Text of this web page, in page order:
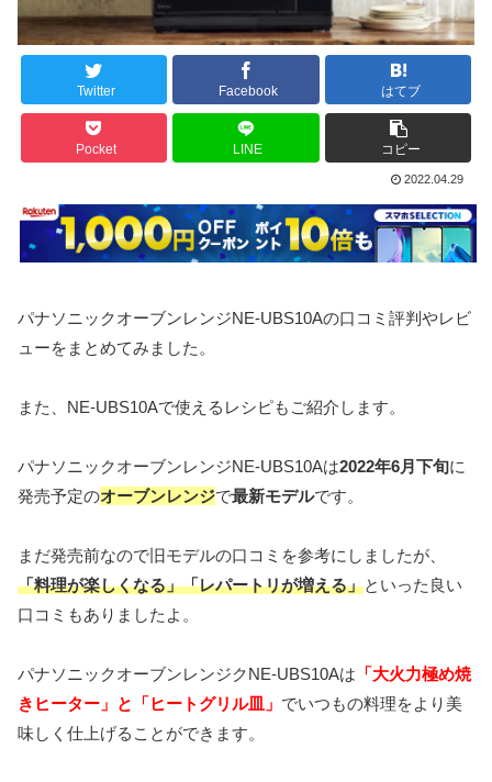
Twitter Facebook はてブ
Pocket LINE コピー
2022.04.29
パナソニックオーブンレンジNE-UBS10Aの口コミ評判やレビ
ューをまとめてみました。
また、 NE-UBS10Aで使えるレシピもご紹介します。
パナソニックオーブンレンジNE-UBS10Aは2022年6月下旬に
発売予定のオーブンレンジで最新モデルです。
まだ発売前なので旧モデルの口コミを参考にしましたが、
「料理が楽しくなる」「レパートリが増える」といった良い
口コミもありましたよ。
パナソニックオーブンレンジクNE-UBS10Aは 「大火力極め焼
きヒーター」と「ヒートグリル皿」 でいつもの料理をより美
味しく仕上げることができます。